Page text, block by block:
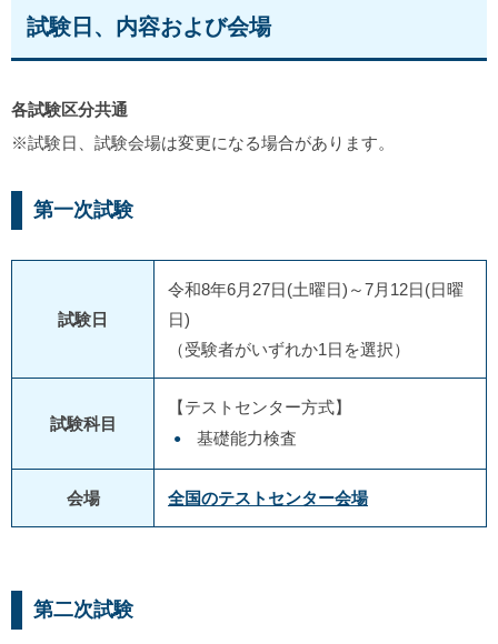
試験日、内容および会場
各試験区分共通
※試験日、試験会場は変更になる場合があります。
第一次試験
試験日
令和8年6月27日(土曜日)～7月12日(日曜
日)
（受験者がいずれか1日を選択）
試験科目
【テストセンター方式】
基礎能力検査
会場 全国のテストセンター会場
第二次試験